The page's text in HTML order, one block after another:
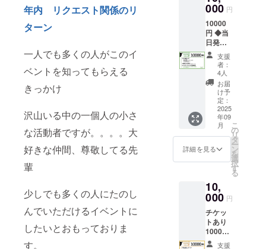
年内 リクエスト関係のリ
ターン
一人でも多くの人がこのイ
ベントを知ってもらえる
きっかけ
沢山いる中の一個人の小さ
な活動者ですが。。。。大
好きな仲間、尊敬してる先
輩
少しでも多くの人にたのし
んでいただけるイベントに
したいとおもっておりま
す。
META
VALLE
Y メ
タ・
ヴァ
リィ
Yogibo
ホー
リーマ
ウンテ
援者様
の交通
費や滞
通費や
滞在費
でご負
担くだ
さい。
（衣装
違い、3
分程
度） ※
メール
にて
データ
送付 ◆
あなた
へのお
礼お手
紙 ◆ス
タジオ
撮影サ
インコ
メント
て送付
000 円
10000
円 ◆当
日発売
CD ※収
録曲3曲
予定 ◆
クラ
ファン
限定ア
ナザー
ジャ
ケット
サイン
入り ◆
クラ
ファン
イン入
りブロ
マイ
ド L版
◆実写
ミニの
ぼり
支援
者：
4人
お届
け予
定：
2025
年09
月
詳細を見る
こ
の
リ
タ
ー
ン
を
選
択
す
る
10,
000 円
チケッ
トあり
10000
円 ◆両
支援